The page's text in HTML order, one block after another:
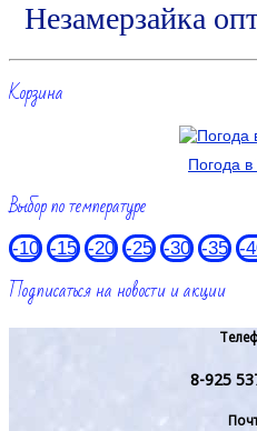
Незамерзайка
Корзина
Погода
Выбор по температуре
-10 -15 -20 -25 -30 -35 -
Подписаться на новости и акции
8-925